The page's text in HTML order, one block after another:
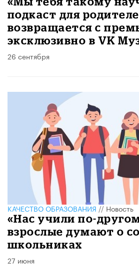
подкаст для
возвращается с
эксклюзивно в VK
26 сентября
КАЧЕСТВО ОБРАЗОВАНИЯ //Новость
​«Нас учили по-
взрослые думают о
школьниках
27 июня